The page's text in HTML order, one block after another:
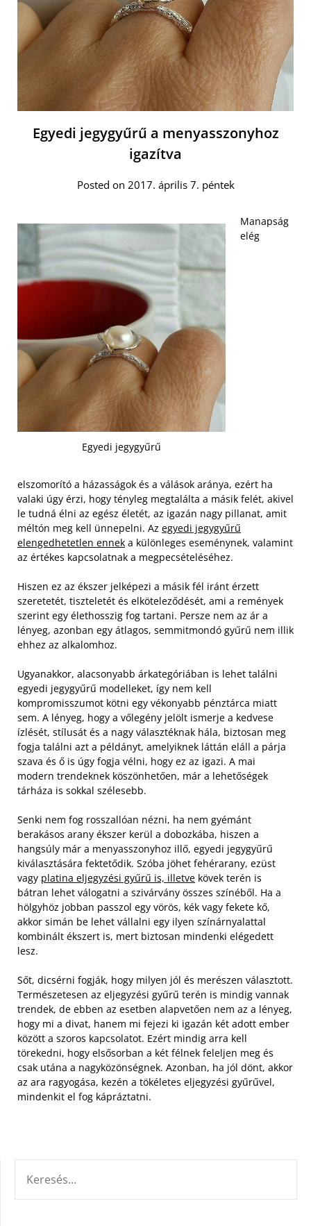
Egyedi jegygyűrű a menyasszonyhoz
igazítva
Posted on 2017. április 7. péntek
Egyedi jegygyűrű
Manapság
elég
elszomorító a házasságok és a válások aránya, ezért ha
valaki úgy érzi, hogy tényleg megtalálta a másik felét, akivel
le tudná élni az egész életét, az igazán nagy pillanat, amit
méltón meg kell ünnepelni. Az egyedi jegygyűrű
elengedhetetlen ennek a különleges eseménynek, valamint
az értékes kapcsolatnak a megpecsételéséhez.
Hiszen ez az ékszer jelképezi a másik fél iránt érzett
szeretetét, tiszteletét és elköteleződését, ami a remények
szerint egy élethosszig fog tartani. Persze nem az ár a
lényeg, azonban egy átlagos, semmitmondó gyűrű nem illik
ehhez az alkalomhoz.
Ugyanakkor, alacsonyabb árkategóriában is lehet találni
egyedi jegygyűrű modelleket, így nem kell
kompromisszumot kötni egy vékonyabb pénztárca miatt
sem. A lényeg, hogy a vőlegény jelölt ismerje a kedvese
ízlését, stílusát és a nagy választéknak hála, biztosan meg
fogja találni azt a példányt, amelyiknek láttán eláll a párja
szava és ő is úgy fogja vélni, hogy ez az igazi. A mai
modern trendeknek köszönhetően, már a lehetőségek
tárháza is sokkal szélesebb.
Senki nem fog rosszallóan nézni, ha nem gyémánt
berakásos arany ékszer kerül a dobozkába, hiszen a
hangsúly már a menyasszonyhoz illő, egyedi jegygyűrű
kiválasztására fektetődik. Szóba jöhet fehérarany, ezüst
vagy platina eljegyzési gyűrű is, illetve kövek terén is
bátran lehet válogatni a szivárvány összes színéből. Ha a
hölgyhöz jobban passzol egy vörös, kék vagy fekete kő,
akkor simán be lehet vállalni egy ilyen színárnyalattal
kombinált ékszert is, mert biztosan mindenki elégedett
lesz.
Sőt, dicsérni fogják, hogy milyen jól és merészen választott.
Természetesen az eljegyzési gyűrű terén is mindig vannak
trendek, de ebben az esetben alapvetően nem az a lényeg,
hogy mi a divat, hanem mi fejezi ki igazán két adott ember
között a szoros kapcsolatot. Ezért mindig arra kell
törekedni, hogy elsősorban a két félnek feleljen meg és
csak utána a nagyközönségnek. Azonban, ha jól dönt, akkor
az ara ragyogása, kezén a tökéletes eljegyzési gyűrűvel,
mindenkit el fog kápráztatni.